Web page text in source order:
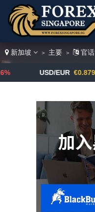
新加坡 > 主要 > 官话
USD/EUR €0.8790 ▼